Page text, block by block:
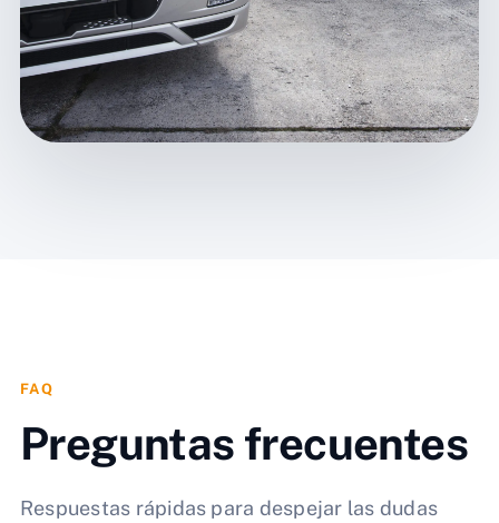
FAQ
Preguntas frecuentes
Respuestas rápidas para despejar las dudas